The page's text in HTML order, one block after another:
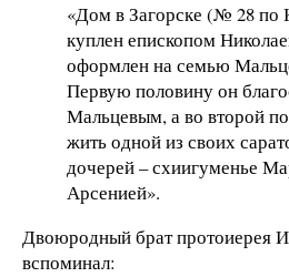
«Дом в Загорске (№ 28 по
куплен епископом
оформлен на семью
Первую половину он
Мальцевым, а во второй
жить одной из своих
дочерей – схиигуменье
Арсенией».
Двоюродный брат протоиерея
вспоминал: